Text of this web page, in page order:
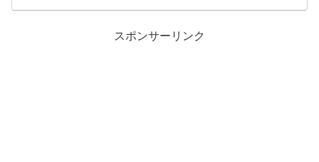
スポンサーリンク